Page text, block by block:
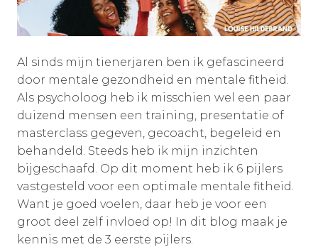
Al sinds mijn tienerjaren ben ik gefascineerd
door mentale gezondheid en mentale fitheid.
Als psycholoog heb ik misschien wel een paar
duizend mensen een training, presentatie of
masterclass gegeven, gecoacht, begeleid en
behandeld. Steeds heb ik mijn inzichten
bijgeschaafd. Op dit moment heb ik 6 pijlers
vastgesteld voor een optimale mentale fitheid.
Want je goed voelen, daar heb je voor een
groot deel zelf invloed op! In dit blog maak je
kennis met de 3 eerste pijlers.